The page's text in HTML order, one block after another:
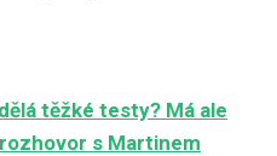
těžké testy? Má ale
s Martinem